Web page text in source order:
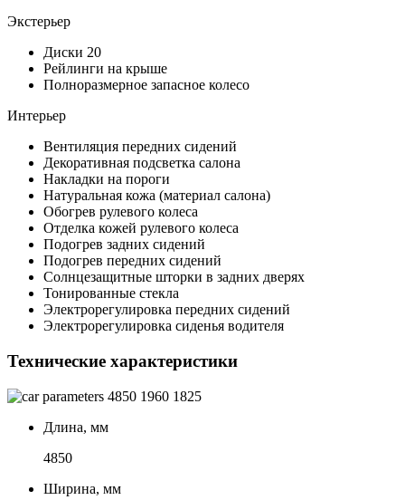
Экстерьер
Диски 20
Рейлинги на крыше
Полноразмерное запасное колесо
Интерьер
Вентиляция передних сидений
Декоративная подсветка салона
Накладки на пороги
Натуральная кожа (материал салона)
Обогрев рулевого колеса
Отделка кожей рулевого колеса
Подогрев задних сидений
Подогрев передних сидений
Солнцезащитные шторки в задних дверях
Тонированные стекла
Электрорегулировка передних сидений
Электрорегулировка сиденья водителя
Технические характеристики
4850 1960 1825
Длина, мм
4850
Ширина, мм